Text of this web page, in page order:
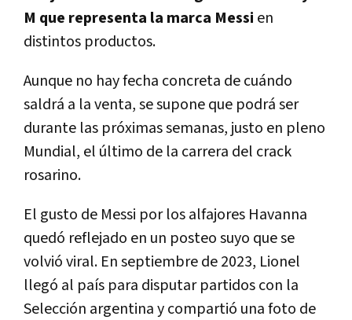
M que representa la marca Messi en
distintos productos.
Aunque no hay fecha concreta de cuándo
saldrá a la venta, se supone que podrá ser
durante las próximas semanas, justo en pleno
Mundial, el último de la carrera del crack
rosarino.
El gusto de Messi por los alfajores Havanna
quedó reflejado en un posteo suyo que se
volvió viral. En septiembre de 2023, Lionel
llegó al país para disputar partidos con la
Selección argentina y compartió una foto de